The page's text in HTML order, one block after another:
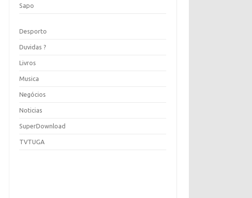
Sapo
Desporto
Duvidas ?
Livros
Musica
Negócios
Noticias
SuperDownload
TVTUGA